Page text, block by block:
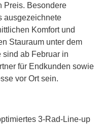
Preis. Besondere
ausgezeichnete
Komfort und
Stauraum unter dem
ab Februar in
für Endkunden sowie
vor Ort sein.
3-Rad-Line-up